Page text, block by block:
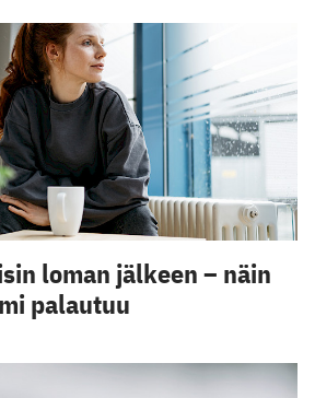
loman jälkeen – näin
palautuu